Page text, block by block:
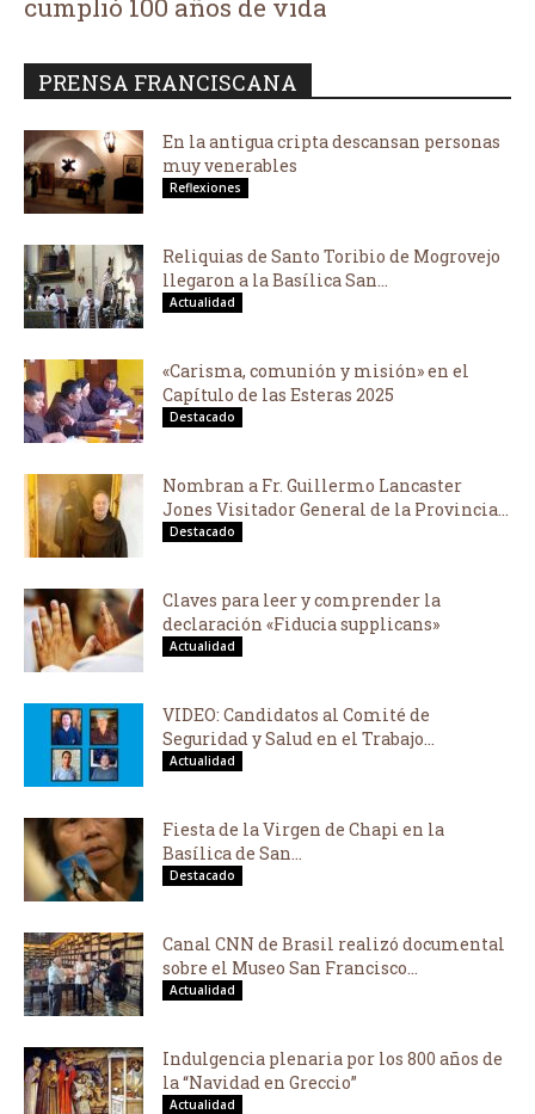
cumplió 100 años de vida
PRENSA FRANCISCANA
En la antigua cripta descansan personas
muy venerables
Reflexiones
Reliquias de Santo Toribio de Mogrovejo
llegaron a la Basílica San...
Actualidad
«Carisma, comunión y misión» en el
Capítulo de las Esteras 2025
Destacado
Nombran a Fr. Guillermo Lancaster
Jones Visitador General de la Provincia...
Destacado
Claves para leer y comprender la
declaración «Fiducia supplicans»
Actualidad
VIDEO: Candidatos al Comité de
Seguridad y Salud en el Trabajo...
Actualidad
Fiesta de la Virgen de Chapi en la
Basílica de San...
Destacado
Canal CNN de Brasil realizó documental
sobre el Museo San Francisco...
Actualidad
Indulgencia plenaria por los 800 años de
la “Navidad en Greccio”
Actualidad